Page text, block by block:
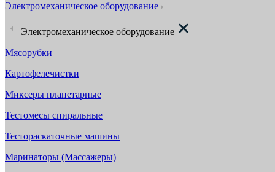
Электромеханическое оборудование
Электромеханическое оборудование
Мясорубки
Картофелечистки
Миксеры планетарные
Тестомесы спиральные
Тестораскаточные машины
Маринаторы (Массажеры)